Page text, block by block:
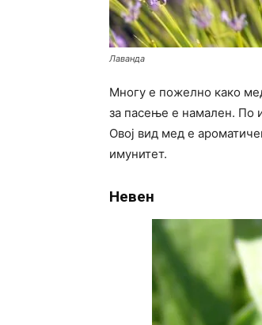
Лаванда
Многу е пожелно како
за пасење е намален. По
Овој вид мед е
имунитет.
Невен